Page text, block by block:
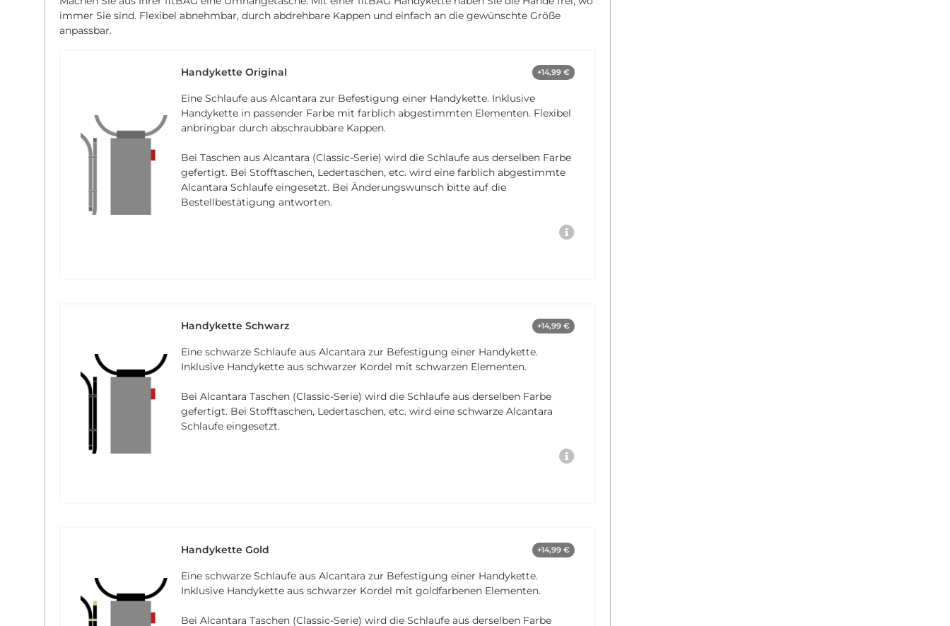
immer Sie sind. Flexibel abnehmbar, durch abdrehbare Kappen und einfach an die gewünschte Größe
anpassbar.
Handykette Original +14,99 €
Eine Schlaufe aus Alcantara zur Befestigung einer Handykette. Inklusive
Handykette in passender Farbe mit farblich abgestimmten Elementen. Flexibel
anbringbar durch abschraubbare Kappen.
Bei Taschen aus Alcantara (Classic-Serie) wird die Schlaufe aus derselben Farbe
gefertigt. Bei Stofftaschen, Ledertaschen, etc. wird eine farblich abgestimmte
Alcantara Schlaufe eingesetzt. Bei Änderungswunsch bitte auf die
Bestellbestätigung antworten.
Handykette Schwarz +14,99 €
Eine schwarze Schlaufe aus Alcantara zur Befestigung einer Handykette.
Inklusive Handykette aus schwarzer Kordel mit schwarzen Elementen.
Bei Alcantara Taschen (Classic-Serie) wird die Schlaufe aus derselben Farbe
gefertigt. Bei Stofftaschen, Ledertaschen, etc. wird eine schwarze Alcantara
Schlaufe eingesetzt.
Handykette Gold +14,99 €
Eine schwarze Schlaufe aus Alcantara zur Befestigung einer Handykette.
Inklusive Handykette aus schwarzer Kordel mit goldfarbenen Elementen.
Bei Alcantara Taschen (Classic-Serie) wird die Schlaufe aus derselben Farbe